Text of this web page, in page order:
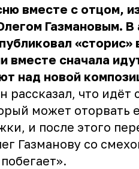
вместе с отцом,
Газмановым. В
«сторис»
вместе сначала
над новой
рассказал, что идёт
может оторвать
и после этого
Газманову со